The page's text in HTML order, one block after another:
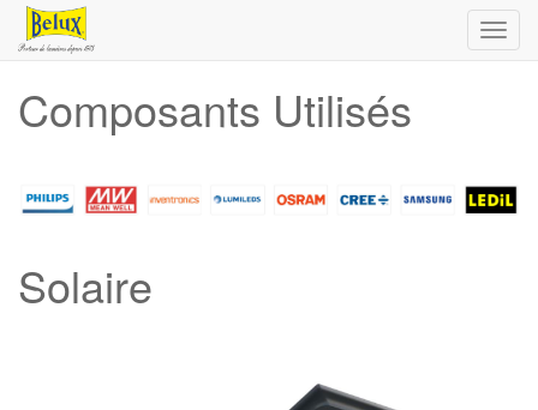
Composants Utilisés
Solaire